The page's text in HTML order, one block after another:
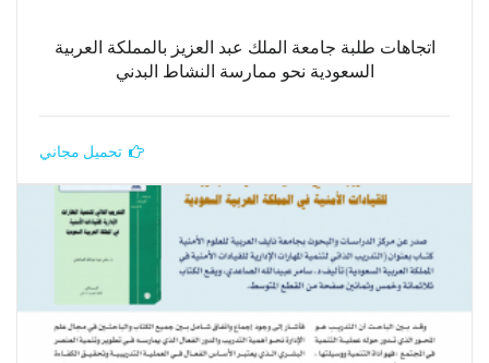
اتجاهات طلبة جامعة الملك عبد العزيز بالمملكة العربية
السعودية نحو ممارسة النشاط البدني
تحميل مجاني